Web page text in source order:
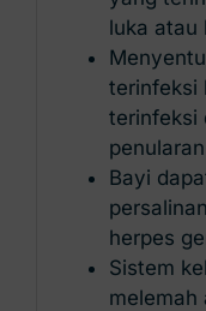
luka atau
terinfeksi
terinfeksi
Bayi
herpes
Sistem
melemah